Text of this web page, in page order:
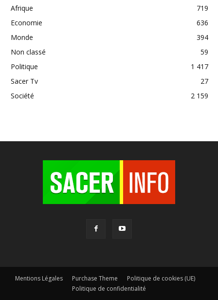
Afrique
719
Economie
636
Monde
394
Non classé
59
Politique
1 417
Sacer Tv
27
Société
2 159
Mentions Légales Purchase Theme
Politique de cookies (UE)
Politique de confidentialité